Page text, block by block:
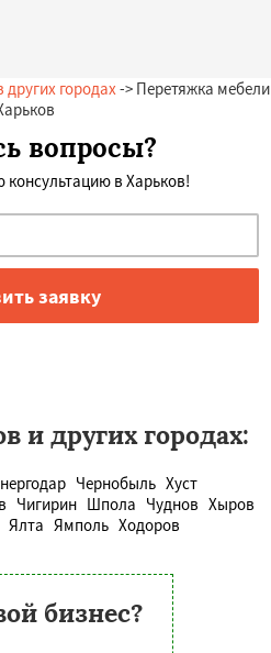
городах-> Перетяжка мебели
вопросы?
в Харьков!
и других городах:
Чернобыль Хуст
Чигирин Шпола Чуднов Хыров
Ялта Ямполь Ходоров
бизнес?